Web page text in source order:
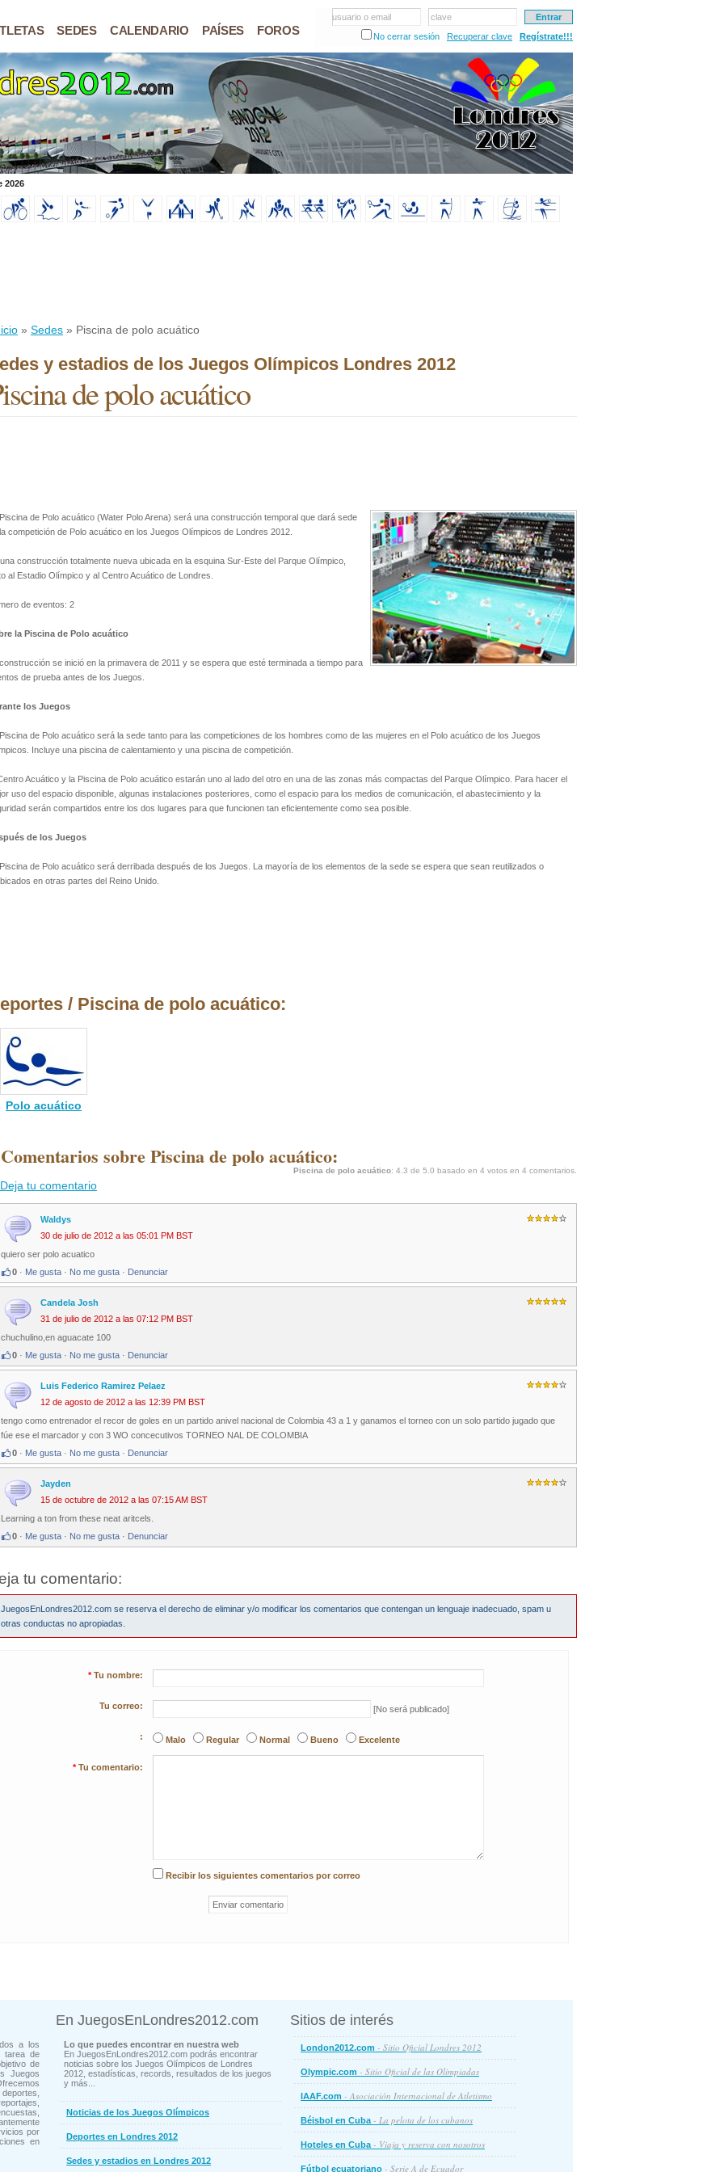
SEDES CALENDARIO PAÍSES FOROS
usuario o email
clave
No cerrar sesión
Recuperar clave Regístrate!!!
2026
» Sedes » Piscina de polo acuático
y estadios de los Juegos Olímpicos Londres 2012
de polo acuático
de Polo acuático (Water Polo Arena) será una construcción temporal que dará sede
competición de Polo acuático en los Juegos Olímpicos de Londres 2012.
construcción totalmente nueva ubicada en la esquina Sur-Este del Parque Olímpico,
al Estadio Olímpico y al Centro Acuático de Londres.
de eventos: 2
la Piscina de Polo acuático
se inició en la primavera de 2011 y se espera que esté terminada a tiempo para
de prueba antes de los Juegos.
los Juegos
de Polo acuático será la sede tanto para las competiciones de los hombres como de las mujeres en el Polo acuático de los Juegos
Incluye una piscina de calentamiento y una piscina de competición.
Acuático y la Piscina de Polo acuático estarán uno al lado del otro en una de las zonas más compactas del Parque Olímpico. Para hacer el
uso del espacio disponible, algunas instalaciones posteriores, como el espacio para los medios de comunicación, el abastecimiento y la
serán compartidos entre los dos lugares para que funcionen tan eficientemente como sea posible.
de los Juegos
de Polo acuático será derribada después de los Juegos. La mayoría de los elementos de la sede se espera que sean reutilizados o
en otras partes del Reino Unido.
/ Piscina de polo acuático:
Polo acuático
sobre Piscina de polo acuático:
Piscina de polo acuático: 4.3 de 5.0 basado en 4 votos en 4 comentarios.
Deja tu comentario
Waldys
30 de julio de 2012 a las 05:01 PM BST
quiero ser polo acuatico
0 · Me gusta · No me gusta · Denunciar
Candela Josh
31 de julio de 2012 a las 07:12 PM BST
chuchulino,en aguacate 100
0 · Me gusta · No me gusta · Denunciar
Luis Federico Ramirez Pelaez
12 de agosto de 2012 a las 12:39 PM BST
tengo como entrenador el recor de goles en un partido anivel nacional de Colombia 43 a 1 y ganamos el torneo con un solo partido jugado que
fúe ese el marcador y con 3 WO concecutivos TORNEO NAL DE COLOMBIA
0 · Me gusta · No me gusta · Denunciar
Jayden
15 de octubre de 2012 a las 07:15 AM BST
Learning a ton from these neat aritcels.
0 · Me gusta · No me gusta · Denunciar
tu comentario:
JuegosEnLondres2012.com se reserva el derecho de eliminar y/o modificar los comentarios que contengan un lenguaje inadecuado, spam u
otras conductas no apropiadas.
* Tu nombre:
Tu correo: [No será publicado]
: Malo Regular Normal Bueno Excelente
* Tu comentario:
Recibir los siguientes comentarios por correo
a los
tarea de
de
Juegos
por
en
En JuegosEnLondres2012.com
Lo que puedes encontrar en nuestra web
En JuegosEnLondres2012.com podrás encontrar
noticias sobre los Juegos Olímpicos de Londres
2012, estadísticas, records, resultados de los juegos
y más...
Noticias de los Juegos Olímpicos
Deportes en Londres 2012
Sedes y estadios en Londres 2012
Sitios de interés
London2012.com - Sitio Oficial Londres 2012
Olympic.com - Sitio Oficial de las Olimpiadas
IAAF.com - Asociación Internacional de Atletismo
Béisbol en Cuba- La pelota de los cubanos
Hoteles en Cuba- Viaja y reserva con nosotros
Fútbol ecuatoriano - Serie A de Ecuador